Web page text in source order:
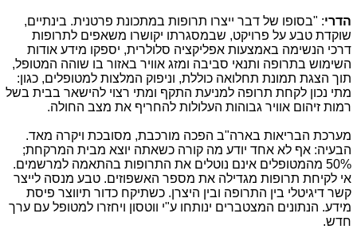
הדרי: "בסופו של דבר ייצרו תרופות במתכונת פרטנית. בינתיים,
שוקדת טבע על פרויקט, שבמסגרתו יקושרו משאפים לתרופות
דרכי הנשימה באמצעות אפליקציה סלולרית, יספקו מידע אודות
השימוש בתרופה ותנאי סביבה ומזג אוויר באזור בו שוהה המטופל,
תוך הצגת תמונת תחלואה כוללת, וניפוק המלצות למטופלים, כגון:
מתי נכון לקחת תרופה למניעת התקף ומתי רצוי להישאר בבית בשל
רמות זיהום אוויר גבוהות העלולות להחריף את מצב החולה.
מערכת הבריאות בארה"ב הפכה מורכבת, מסובכת ויקרה מאד.
הבעיה: אף לא אחד יודע מה קורה כשאתה יוצא מבית המרקחת;
50% מהמטופלים אינם נוטלים את התרופות בהתאמה למרשמים.
אי לקיחת תרופות מגדילה את מספר האשפוזים. טבע מנסה לייצר
קשר דיגיטלי בין התרופה ובין היצרן. כשתיקח כדור תיווצר פיסת
מידע. הנתונים המצטברים ינותחו ע"י ווטסון ויחזרו למטופל עם ערך
חדש.